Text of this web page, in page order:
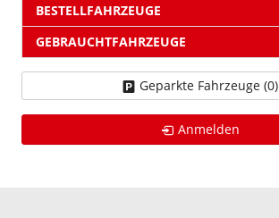
BESTELLFAHRZEUGE
GEBRAUCHTFAHRZEUGE
Geparkte Fahrzeuge (0)
Anmelden